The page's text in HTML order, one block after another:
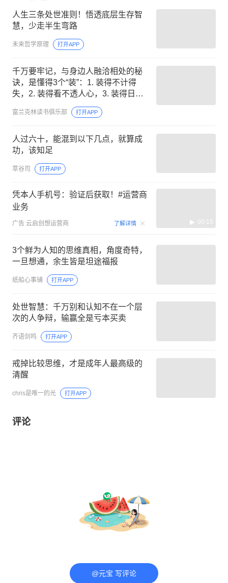
人生三条处世准则！悟透底层生存智
慧，少走半生弯路
未来哲学原理 打开APP
千万要牢记，与身边人融洽相处的秘
诀，是懂得3个“装”：1. 装得不计得
失，2. 装得看不透人心，3. 装得日子
富兰克林读书俱乐部 打开APP
人过六十，能混到以下几点，就算成
功，该知足
萃谷司 打开APP
凭本人手机号：验证后获取！#运营商
业务
广告 云启创想运营商 了解详情 00:15
3个鲜为人知的思维真相，角度奇特，
一旦想通，余生皆是坦途福报
纸船心事铺 打开APP
处世智慧：千万别和认知不在一个层
次的人争辩，输赢全是亏本买卖
齐语剑鸣 打开APP
戒掉比较思维，才是成年人最高级的
清醒
chris是唯一的光 打开APP
评论
@元宝 写评论